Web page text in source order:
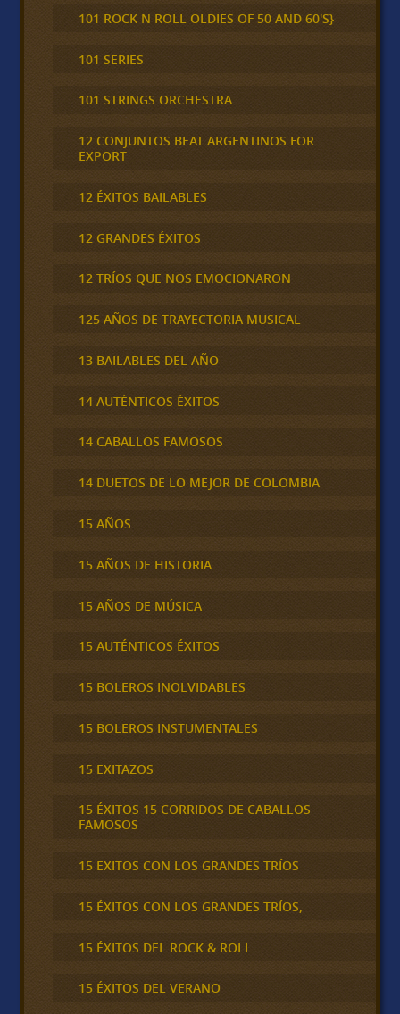
101 ROCK N ROLL OLDIES OF 50 AND 60'S}
101 SERIES
101 STRINGS ORCHESTRA
12 CONJUNTOS BEAT ARGENTINOS FOR
EXPORT
12 ÉXITOS BAILABLES
12 GRANDES ÉXITOS
12 TRÍOS QUE NOS EMOCIONARON
125 AÑOS DE TRAYECTORIA MUSICAL
13 BAILABLES DEL AÑO
14 AUTÉNTICOS ÉXITOS
14 CABALLOS FAMOSOS
14 DUETOS DE LO MEJOR DE COLOMBIA
15 AÑOS
15 AÑOS DE HISTORIA
15 AÑOS DE MÚSICA
15 AUTÉNTICOS ÉXITOS
15 BOLEROS INOLVIDABLES
15 BOLEROS INSTUMENTALES
15 EXITAZOS
15 ÉXITOS 15 CORRIDOS DE CABALLOS
FAMOSOS
15 EXITOS CON LOS GRANDES TRÍOS
15 ÉXITOS CON LOS GRANDES TRÍOS,
15 ÉXITOS DEL ROCK & ROLL
15 ÉXITOS DEL VERANO